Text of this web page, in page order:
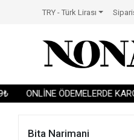
ONLİNE ÖDEMELERDE
TRY - Türk Lirası
Bita Narimani